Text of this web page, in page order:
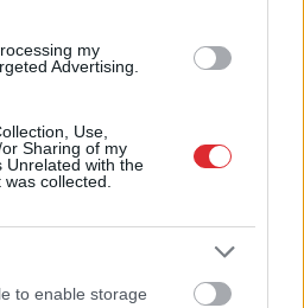
my
Advertising.
Use,
Sharing of my
Unrelated with the
collected.
to enable storage
Ziņot